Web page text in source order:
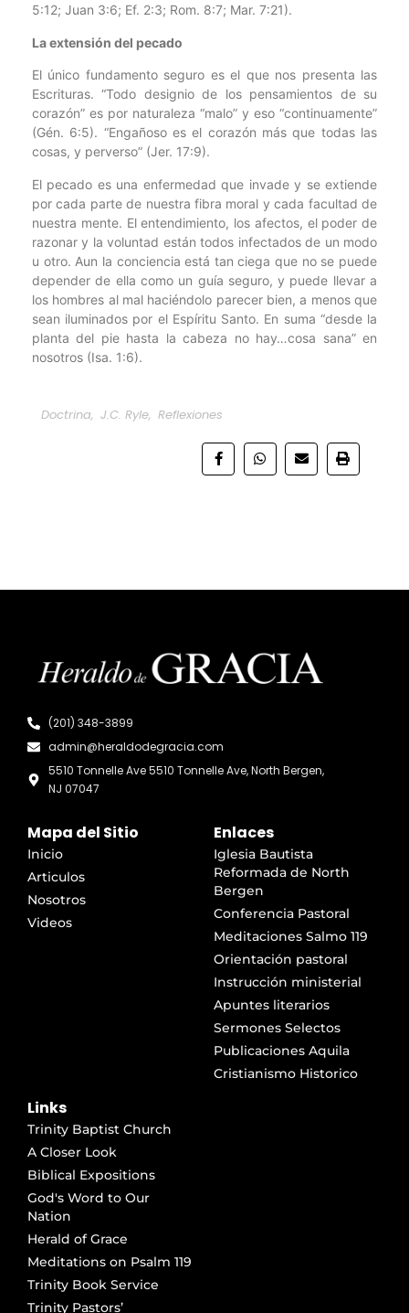
5:12; Juan 3:6; Ef. 2:3; Rom. 8:7; Mar. 7:21).
La extensión del pecado
El único fundamento seguro es el que nos presenta las
Escrituras. “Todo designio de los pensamientos de su
corazón” es por naturaleza “malo” y eso “continuamente”
(Gén. 6:5). “Engañoso es el corazón más que todas las
cosas, y perverso” (Jer. 17:9).
El pecado es una enfermedad que invade y se extiende
por cada parte de nuestra fibra moral y cada facultad de
nuestra mente. El entendimiento, los afectos, el poder de
razonar y la voluntad están todos infectados de un modo
u otro. Aun la conciencia está tan ciega que no se puede
depender de ella como un guía seguro, y puede llevar a
los hombres al mal haciéndolo parecer bien, a menos que
sean iluminados por el Espíritu Santo. En suma “desde la
planta del pie hasta la cabeza no hay…cosa sana” en
nosotros (Isa. 1:6).
Doctrina, J.C. Ryle, Reflexiones
(201) 348-3899
admin@heraldodegracia.com
5510 Tonnelle Ave 5510 Tonnelle Ave, North Bergen,
NJ 07047
Mapa del Sitio
Inicio
Articulos
Nosotros
Videos
Enlaces
Iglesia Bautista
Reformada de North
Bergen
Conferencia Pastoral
Meditaciones Salmo 119
Orientación pastoral
Instrucción ministerial
Apuntes literarios
Sermones Selectos
Publicaciones Aquila
Cristianismo Historico
Links
Trinity Baptist Church
A Closer Look
Biblical Expositions
God's Word to Our
Nation
Herald of Grace
Meditations on Psalm 119
Trinity Book Service
Trinity Pastors’